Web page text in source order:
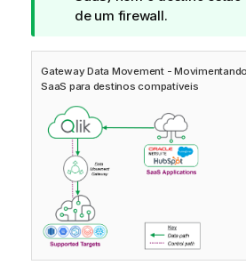
d
d
i
c
a
de um firewall.
Gateway Data Movement-
SaaS para destinos compatíveis